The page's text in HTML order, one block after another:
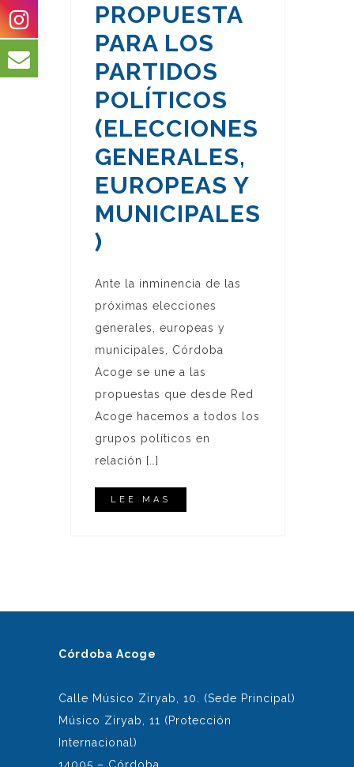
PROPUESTA
PARA LOS
PARTIDOS
POLÍTICOS
(ELECCIONES
GENERALES,
EUROPEAS Y
MUNICIPALES
)
Ante la inminencia de las
próximas elecciones
generales, europeas y
municipales, Córdoba
Acoge se une a las
propuestas que desde Red
Acoge hacemos a todos los
grupos políticos en
relación […]
LEE MAS
Córdoba Acoge
Calle Músico Ziryab, 10. (Sede Principal)
Músico Ziryab, 11 (Protección
Internacional)